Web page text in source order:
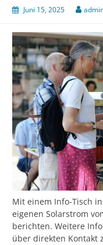
Juni 15, 2025
Mit einem Info-Tisch
eigenen Solarstrom
berichten. Weitere
über direkten Kontakt